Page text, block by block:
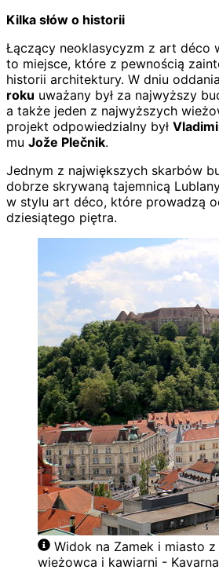
Kilka słów o historii
Łączący neoklasycyzm z art déco
to miejsce, które z pewnością
historii architektury. W dniu
roku uważany był za najwyższy
a także jeden z najwyższych
projekt odpowiedzialny był
mu Jože Plečnik.
Jednym z największych skarbów
dobrze skrywaną tajemnicą
w stylu art déco, które prowadzą
dziesiątego piętra.
Widok na Zamek i miasto z
wieżowca i kawiarni -